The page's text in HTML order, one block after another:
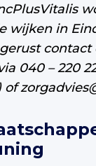
wijken in
contact
040 – 220
of